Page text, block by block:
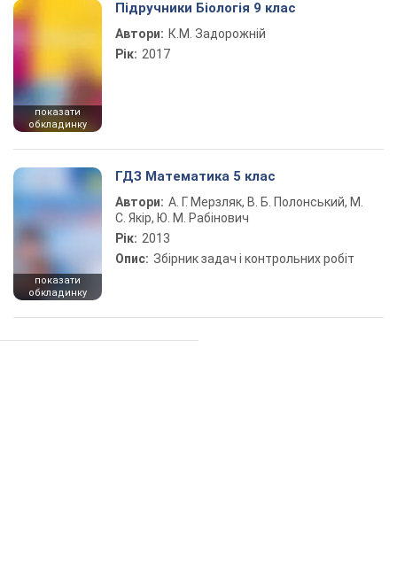
показати
обкладинку
Підручники Біологія 9 клас
Автори: К.М. Задорожній
Рік: 2017
показати
обкладинку
ГДЗ Математика 5 клас
Автори: А. Г. Мерзляк, В. Б. Полонський, М.
С. Якір, Ю. М. Рабінович
Рік: 2013
Опис: Збірник задач і контрольних робіт